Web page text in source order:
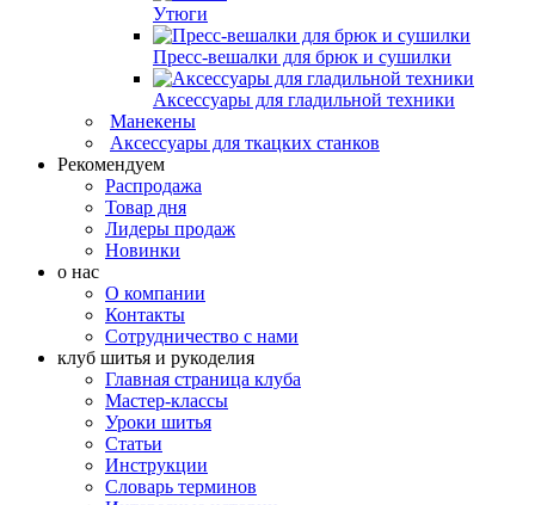
Утюги
Пресс-вешалки для брюк и сушилки
Аксессуары для гладильной техники
Манекены
Аксессуары для ткацких станков
Рекомендуем
Распродажа
Товар дня
Лидеры продаж
Новинки
о нас
О компании
Контакты
Сотрудничество с нами
клуб шитья и рукоделия
Главная страница клуба
Мастер-классы
Уроки шитья
Статьи
Инструкции
Словарь терминов